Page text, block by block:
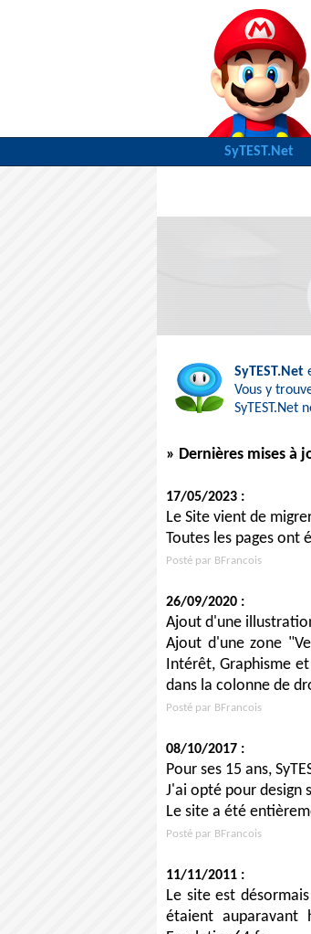
SyTEST.Net
SyTEST.Net
Vous y
SyTEST.Net
» Dernières mises à
17/05/2023 :
Le Site vient de
Toutes les pages ont
Posté par BFrancois
26/09/2020 :
Ajout d'une
Ajout d'une zone
Intérêt, Graphisme
dans la colonne de
Posté par BFrancois
08/10/2017 :
Pour ses 15 ans,
J'ai opté pour design
Le site a été
Posté par BFrancois
11/11/2011 :
Le site est
étaient auparavant